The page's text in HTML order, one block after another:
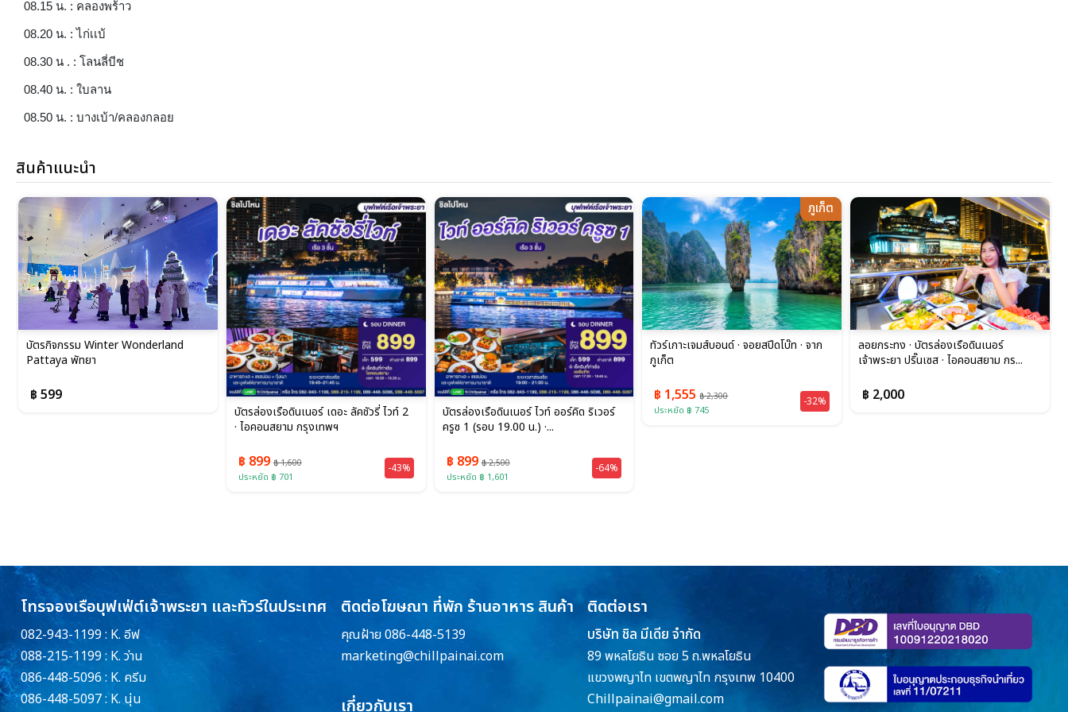
08.15 น. : คลองพร้าว
08.20 น. : ไก่เเบ้
08.30 น . : โลนลี่บีช
08.40 น. : ใบลาน
08.50 น. : บางเบ้า/คลองกลอย
สินค้าแนะนำ
บัตรกิจกรรม Winter Wonderland
Pattaya พัทยา
฿ 599
บัตรล่องเรือดินเนอร์ เดอะ ลัคชัวรี่ ไวท์ 2
· ไอคอนสยาม กรุงเทพฯ
฿ 899฿ 1,600
ประหยัด ฿ 701
-43%
บัตรล่องเรือดินเนอร์ ไวท์ ออร์คิด ริเวอร์
ครูซ 1 (รอบ 19.00 น.) ·...
฿ 899฿ 2,500
ประหยัด ฿ 1,601
-64%
ภูเก็ต
ทัวร์เกาะเจมส์บอนด์ · จอยสปีดโบ๊ท · จาก
ภูเก็ต
฿ 1,555฿ 2,300
ประหยัด ฿ 745
-32%
ลอยกระทง · บัตรล่องเรือดินเนอร์
เจ้าพระยา ปริ๊นเซส · ไอคอนสยาม กร...
฿ 2,000
โทรจองเรือบุฟเฟ่ต์เจ้าพระยา และทัวร์ในประเทศ
082-943-1199 : K. อีฟ
088-215-1199 : K. ว่าน
086-448-5096 : K. ครีม
086-448-5097 : K. นุ่น
ติดต่อโฆษณา ที่พัก ร้านอาหาร สินค้า
คุณฝ้าย 086-448-5139
marketing@chillpainai.com
เกี่ยวกับเรา
ติดต่อเรา
บริษัท ชิล มีเดีย จำกัด
89 พหลโยธิน ซอย 5 ถ.พหลโยธิน
แขวงพญาไท เขตพญาไท กรุงเทพ 10400
Chillpainai@gmail.com